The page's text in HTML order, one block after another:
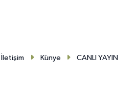
İletişim Künye CANLI YAYIN